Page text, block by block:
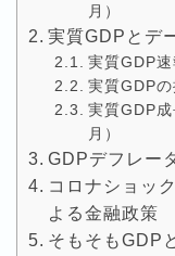
月）
実質GDPとデ
実質GDP
実質GDP
実質GDP
月）
GDPデフレー
コロナショッ
よる金融政策
そもそもGDP